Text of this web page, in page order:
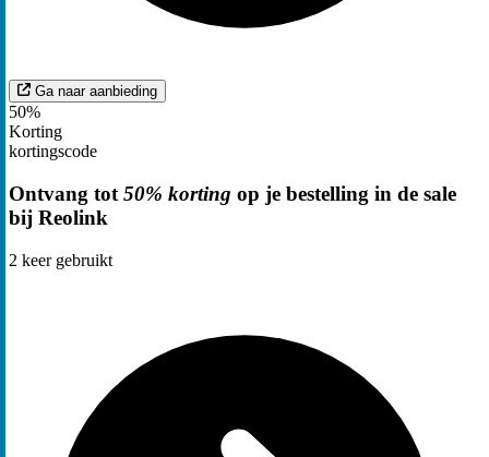
Ga naar aanbieding
50%
Korting
kortingscode
Ontvang tot 50% korting op je bestelling in de sale
bij Reolink
2 keer gebruikt